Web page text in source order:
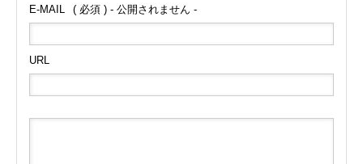
E-MAIL ( 必須 ) - 公開されません -
URL